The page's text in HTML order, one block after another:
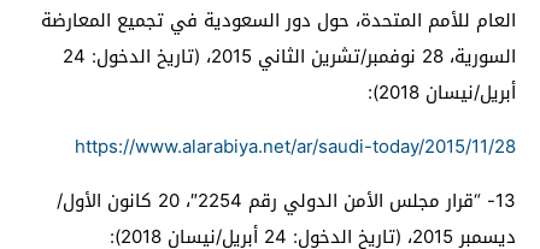
العام للأمم المتحدة، حول دور السعودية في تجميع المعارضة
السورية، 28 نوفمبر/تشرين الثاني 2015، (تاريخ الدخول: 24
أبريل/نيسان 2018):
https://www.alarabiya.net/ar/saudi-today/2015/11/28
13-
“قرار مجلس الأمن الدولي رقم 2254″، 20 كانون الأول/
ديسمبر 2015، (تاريخ الدخول: 24 أبريل/نيسان 2018):